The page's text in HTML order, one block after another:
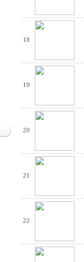
18
19
20
21
22